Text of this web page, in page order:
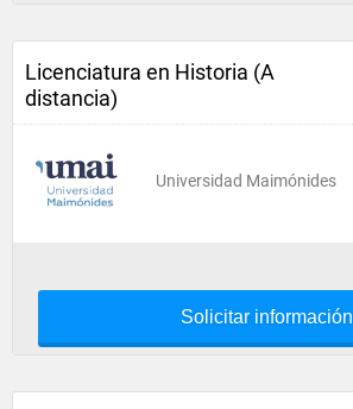
Licenciatura en Historia (A
distancia)
Universidad Maimónides
Solicitar información